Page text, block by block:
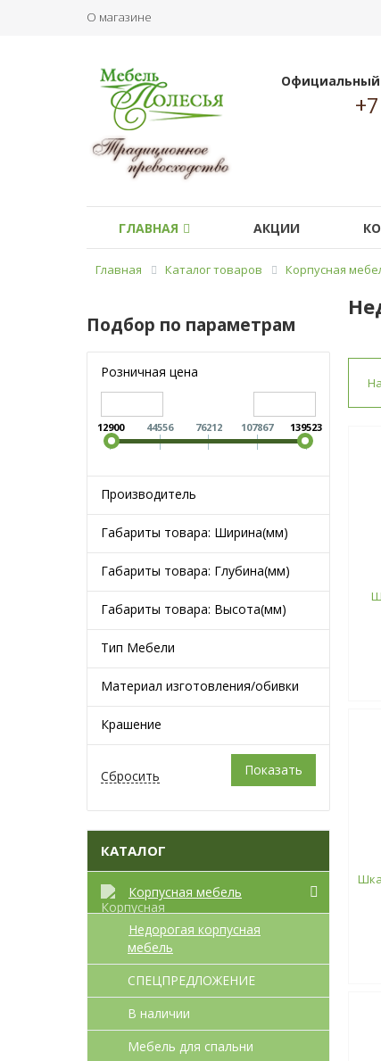
О магазине
Официальный
ГЛАВНАЯ АКЦИИ
Главная Каталог товаров Корпусная
Подбор по параметрам
Розничная цена
12900 44556 76212 107867 139523
Производитель
Габариты товара: Ширина(мм)
Габариты товара: Глубина(мм)
Габариты товара: Высота(мм)
Тип Мебели
Материал изготовления/обивки
Крашение
КАТАЛОГ
Корпусная мебель
Недорогая корпусная
мебель
СПЕЦПРЕДЛОЖЕНИЕ
В наличии
Мебель для спальни